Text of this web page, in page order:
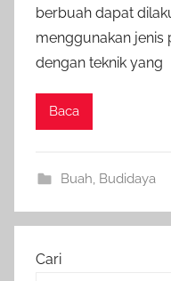
berbuah dapat
menggunakan jenis
dengan teknik yang
Baca
Buah Budidaya
Cari